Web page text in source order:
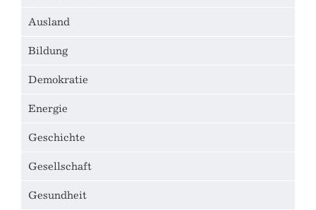
Ausland
Bildung
Demokratie
Energie
Geschichte
Gesellschaft
Gesundheit